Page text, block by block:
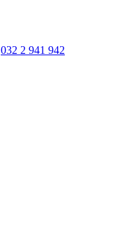
032 2 941 942